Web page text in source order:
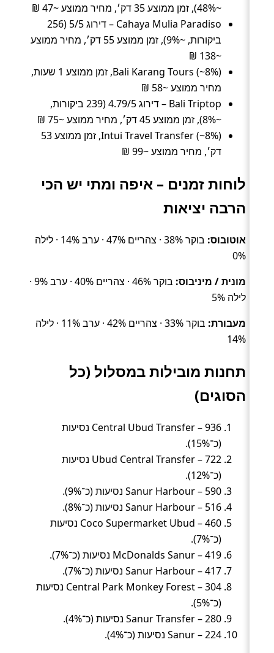
~48%), זמן ממוצע 35 דק׳, מחיר ממוצע ~47 ₪
Cahaya Mulia Paradiso – דירוג 5/5 (256
ביקורות, ~9%), זמן ממוצע 55 דק׳, מחיר ממוצע
~138 ₪
Bali Karang Tours (~8%), זמן ממוצע 1 שעות,
מחיר ממוצע ~58 ₪
Bali Triptop – דירוג 4.79/5 (239 ביקורות,
~8%), זמן ממוצע 45 דק׳, מחיר ממוצע ~75 ₪
Intui Travel Transfer (~8%), זמן ממוצע 53
דק׳, מחיר ממוצע ~99 ₪
לוחות זמנים – איפה ומתי יש הכי
הרבה יציאות
אוטובוס:
בוקר 38% · צהריים 47% · ערב 14% · לילה
0%
מונית / מיניבוס:
בוקר 46% · צהריים 40% · ערב 9% ·
לילה 5%
מעבורת:
בוקר 33% · צהריים 42% · ערב 11% · לילה
14%
תחנות מובילות במסלול (כל
הסוגים)
Central Ubud Transfer – 936 נסיעות
(כ־15%).
Ubud Central Transfer – 722 נסיעות
(כ־12%).
Sanur Harbour – 590 נסיעות (כ־9%).
Sanur Harbour – 516 נסיעות (כ־8%).
Coco Supermarket Ubud – 460 נסיעות
(כ־7%).
McDonalds Sanur – 419 נסיעות (כ־7%).
Sanur Harbour – 417 נסיעות (כ־7%).
Central Park Monkey Forest – 304 נסיעות
(כ־5%).
Sanur Transfer – 280 נסיעות (כ־4%).
Sanur – 224 נסיעות (כ־4%).